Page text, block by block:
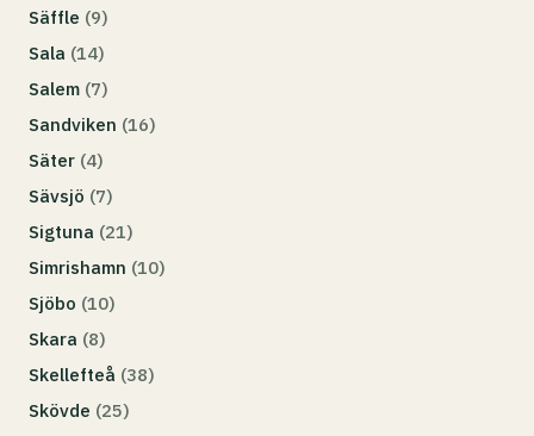
Säffle (9)
Sala (14)
Salem (7)
Sandviken (16)
Säter (4)
Sävsjö (7)
Sigtuna (21)
Simrishamn (10)
Sjöbo (10)
Skara (8)
Skellefteå (38)
Skövde (25)